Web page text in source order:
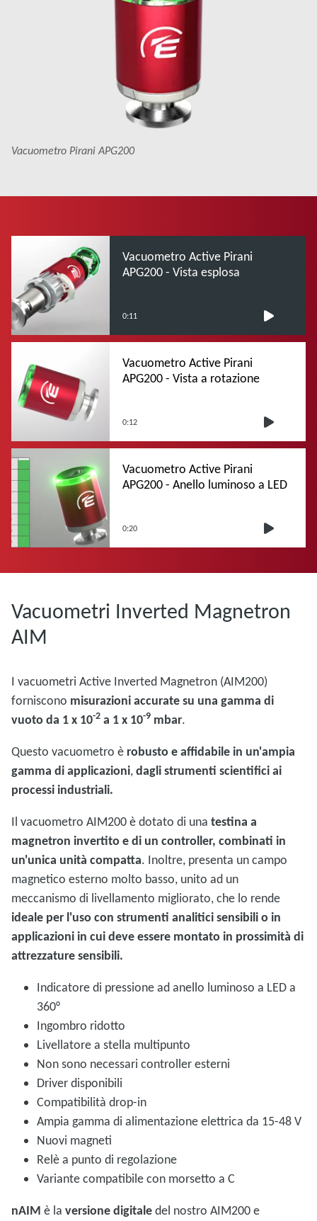
Vacuometro Pirani APG200
Vacuometro Active Pirani
APG200 - Vista esplosa
0:11
Vacuometro Active Pirani
APG200 - Vista a rotazione
0:12
Vacuometro Active Pirani
APG200 - Anello luminoso a LED
0:20
Vacuometri Inverted Magnetron
AIM
I vacuometri Active Inverted Magnetron (AIM200)
forniscono misurazioni accurate su una gamma di
vuoto da 1 x 10-2 a 1 x 10-9 mbar.
Questo vacuometro è robusto e affidabile in un'ampia
gamma di applicazioni,dagli strumenti scientifici ai
processi industriali.
Il vacuometro AIM200 è dotato di una testina a
magnetron invertito e di un controller, combinati in
un'unica unità compatta. Inoltre, presenta un campo
magnetico esterno molto basso, unito ad un
meccanismo di livellamento migliorato, che lo rende
ideale per l'uso con strumenti analitici sensibili o in
applicazioni in cui deve essere montato in prossimità di
attrezzature sensibili.
Indicatore di pressione ad anello luminoso a LED a
360°
Ingombro ridotto
Livellatore a stella multipunto
Non sono necessari controller esterni
Driver disponibili
Compatibilità drop-in
Ampia gamma di alimentazione elettrica da 15-48 V
Nuovi magneti
Relè a punto di regolazione
Variante compatibile con morsetto a C
nAIM è la versione digitaledel nostro AIM200 e